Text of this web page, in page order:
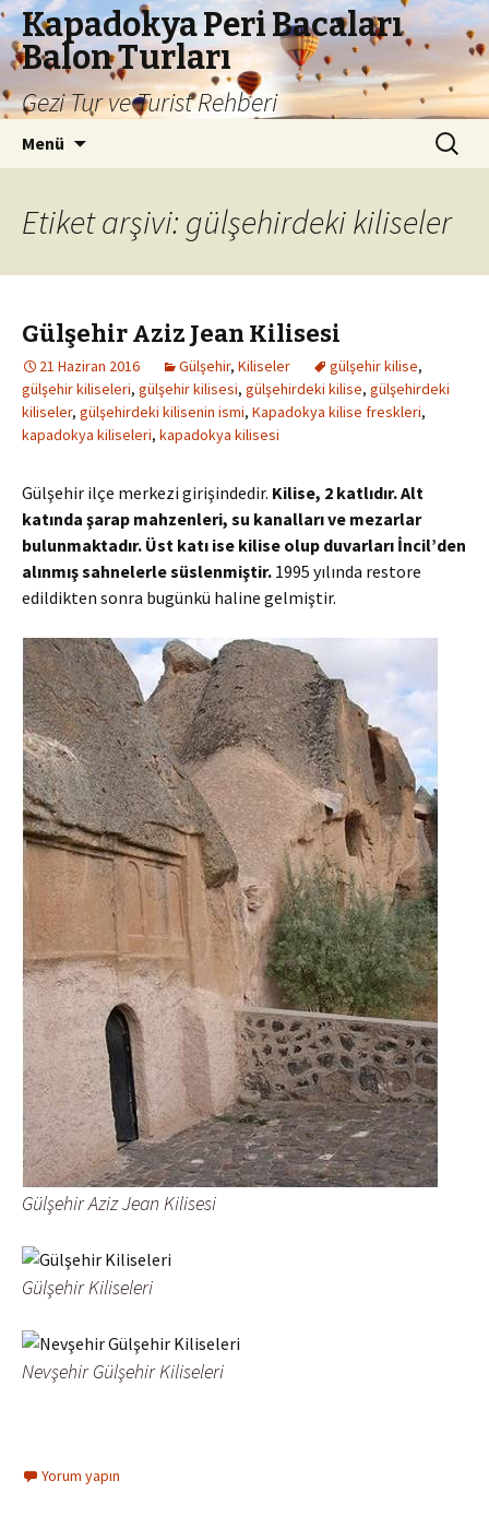
Kapadokya Peri Bacaları
Balon Turları
Gezi Tur ve Turist Rehberi
Menü Arama:
Etiket arşivi: gülşehirdeki kiliseler
Gülşehir Aziz Jean Kilisesi
21 Haziran 2016 Gülşehir, Kiliseler gülşehir kilise,
gülşehir kiliseleri, gülşehir kilisesi, gülşehirdeki kilise, gülşehirdeki
kiliseler, gülşehirdeki kilisenin ismi, Kapadokya kilise freskleri,
kapadokya kiliseleri, kapadokya kilisesi
Gülşehir ilçe merkezi girişindedir. Kilise, 2 katlıdır. Alt
katında şarap mahzenleri, su kanalları ve mezarlar
bulunmaktadır. Üst katı ise kilise olup duvarları İncil’den
alınmış sahnelerle süslenmiştir. 1995 yılında restore
edildikten sonra bugünkü haline gelmiştir.
Gülşehir Aziz Jean Kilisesi
Gülşehir Kiliseleri
Nevşehir Gülşehir Kiliseleri
Yorum yapın